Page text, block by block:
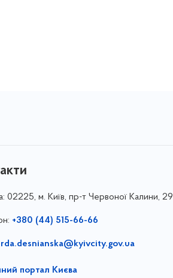
02225, м. Київ, пр-т Червоної Калини, 29
+380 (44) 515-66-66
rda.desnianska@kyivcity.gov.ua
портал Києва